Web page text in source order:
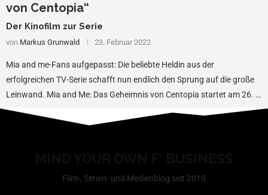
von Centopia“
Der Kinofilm zur Serie
von Markus Grunwald 23. Februar 2022
Mia and me-Fans aufgepasst: Die beliebte Heldin aus der
erfolgreichen TV-Serie schafft nun endlich den Sprung auf die große
Leinwand. Mia and Me: Das Geheimnis von Centopia startet am 26. …
Film-, Serien- und Medienblog seit 2010